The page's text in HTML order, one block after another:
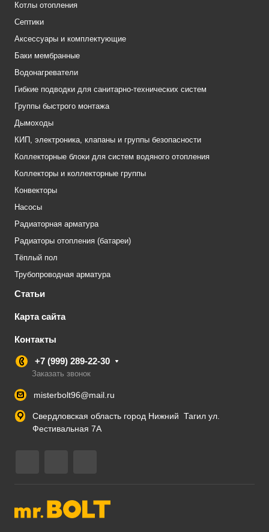
Котлы отопления
Септики
Аксессуары и комплектующие
Баки мембранные
Водонагреватели
Гибкие подводки для санитарно-технических систем
Группы быстрого монтажа
Дымоходы
КИП, электроника, клапаны и группы безопасности
Коллекторные блоки для систем водяного отопления
Коллекторы и коллекторные группы
Конвекторы
Насосы
Радиаторная арматура
Радиаторы отопления (батареи)
Тёплый пол
Трубопроводная арматура
Статьи
Карта сайта
Контакты
+7 (999) 289-22-30
Заказать звонок
misterbolt96@mail.ru
Свердловская область город Нижний Тагил ул.
Фестивальная 7А